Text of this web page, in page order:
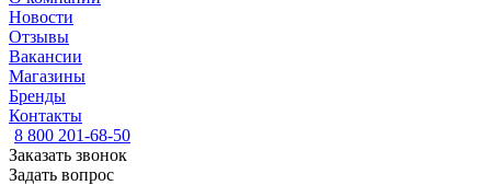
Новости
Отзывы
Вакансии
Магазины
Бренды
Контакты
8 800 201-68-50
Заказать звонок
Задать вопрос